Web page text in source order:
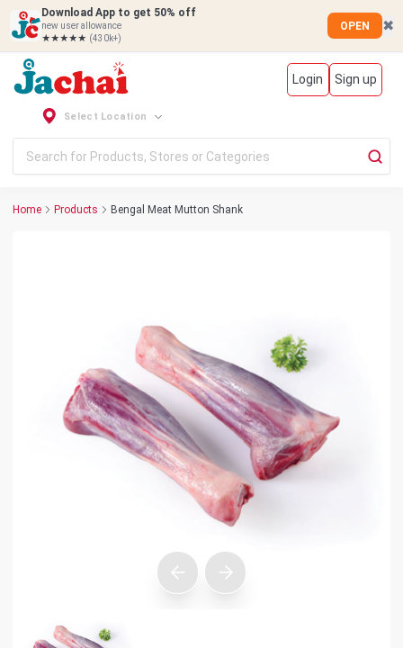
Download App to get 50% off
new user allowance
★★★★★ (430k+)
OPEN ✖
Login Sign up
Select Location
Home Products Bengal Meat Mutton Shank